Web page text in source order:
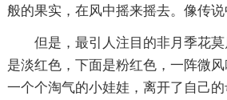
般的果实，在风中摇来摇去。像传说
但是，最引人注目的非月季花
是淡红色，下面是粉红色，一阵微
一个个淘气的小娃娃，离开了自己的